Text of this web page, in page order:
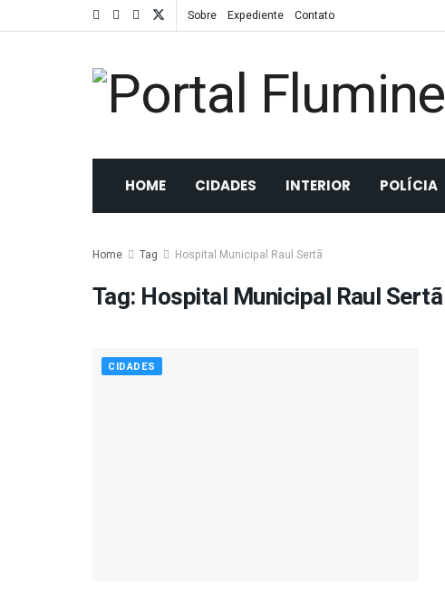
Sobre Expediente Contato
HOME CIDADES INTERIOR POLÍCIA
Home Tag Hospital Municipal Raul Sertã
Tag: Hospital Municipal Raul Sertã
CIDADES